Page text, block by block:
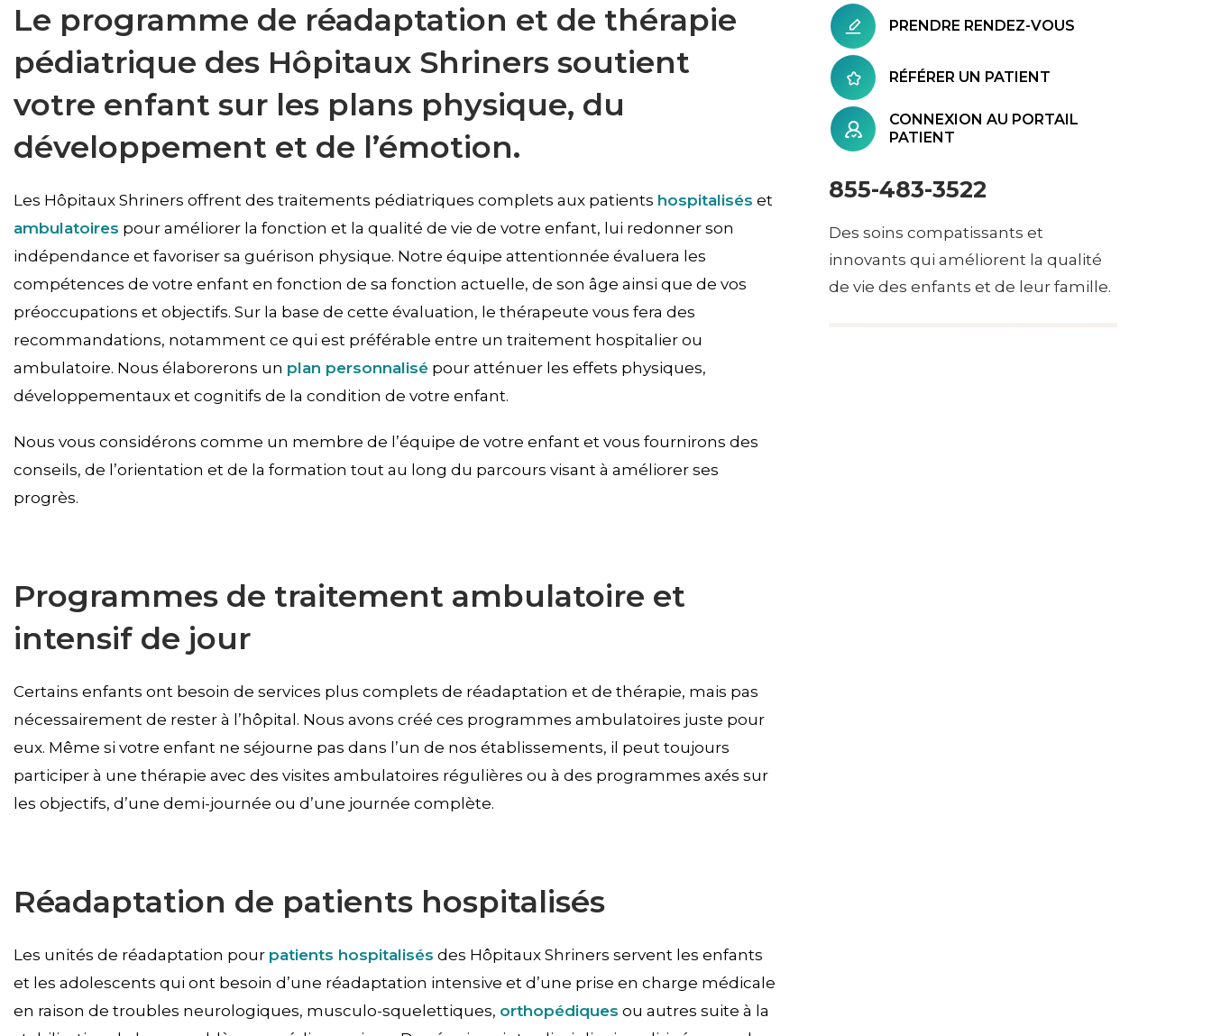
Le programme de réadaptation et de thérapie
pédiatrique des Hôpitaux Shriners soutient
votre enfant sur les plans physique, du
développement et de l’émotion.
Les Hôpitaux Shriners offrent des traitements pédiatriques complets aux patients hospitalisés et
ambulatoires pour améliorer la fonction et la qualité de vie de votre enfant, lui redonner son
indépendance et favoriser sa guérison physique. Notre équipe attentionnée évaluera les
compétences de votre enfant en fonction de sa fonction actuelle, de son âge ainsi que de vos
préoccupations et objectifs. Sur la base de cette évaluation, le thérapeute vous fera des
recommandations, notamment ce qui est préférable entre un traitement hospitalier ou
ambulatoire. Nous élaborerons un plan personnalisé pour atténuer les effets physiques,
développementaux et cognitifs de la condition de votre enfant.
Nous vous considérons comme un membre de l’équipe de votre enfant et vous fournirons des
conseils, de l’orientation et de la formation tout au long du parcours visant à améliorer ses
progrès.
Programmes de traitement ambulatoire et
intensif de jour
Certains enfants ont besoin de services plus complets de réadaptation et de thérapie, mais pas
nécessairement de rester à l’hôpital. Nous avons créé ces programmes ambulatoires juste pour
eux. Même si votre enfant ne séjourne pas dans l’un de nos établissements, il peut toujours
participer à une thérapie avec des visites ambulatoires régulières ou à des programmes axés sur
les objectifs, d’une demi-journée ou d’une journée complète.
Réadaptation de patients hospitalisés
Les unités de réadaptation pour patients hospitalisés des Hôpitaux Shriners servent les enfants
et les adolescents qui ont besoin d’une réadaptation intensive et d’une prise en charge médicale
en raison de troubles neurologiques, musculo-squelettiques, orthopédiques ou autres suite à la
PRENDRE RENDEZ-VOUS
RÉFÉRER UN PATIENT
CONNEXION AU PORTAIL
PATIENT
855-483-3522
Des soins compatissants et
innovants qui améliorent la qualité
de vie des enfants et de leur famille.